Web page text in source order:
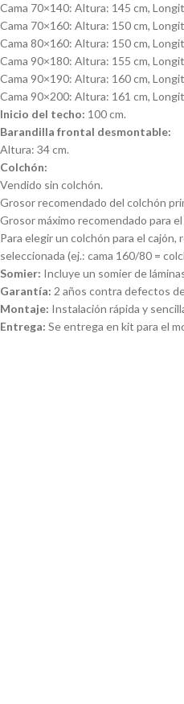
Cama 70×140: Altura: 145 cm,
Cama 70×160: Altura: 150 cm,
Cama 80×160: Altura: 150 cm,
Cama 90×180: Altura: 155 cm,
Cama 90×190: Altura: 160 cm,
Cama 90×200: Altura: 161 cm,
Inicio del techo: 100 cm.
Barandilla frontal desmontable:
Altura: 34 cm.
Colchón:
Vendido sin colchón.
Grosor recomendado del colchón
Grosor máximo recomendado para
Para elegir un colchón para el
seleccionada (ej.: cama 160/80 =
Somier: Incluye un somier de
Garantía: 2 años contra defectos
Montaje: Instalación rápida y
Entrega: Se entrega en kit para el